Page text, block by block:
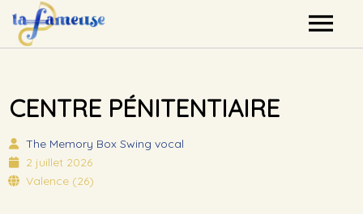
Agenda
Label
CENTRE PÉNITENTIAIRE
The Memory Box Swing vocal
2 juillet 2026
Valence (26)